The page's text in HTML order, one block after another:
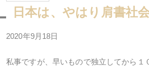
日本は、やはり肩書社
2020年9月18日
私事ですが、早いもので独立してから１